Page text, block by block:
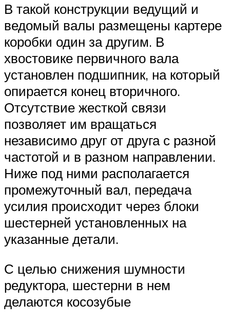
В такой конструкции ведущий и
ведомый валы размещены картере
коробки один за другим. В
хвостовике первичного вала
установлен подшипник, на который
опирается конец вторичного.
Отсутствие жесткой связи
позволяет им вращаться
независимо друг от друга с разной
частотой и в разном направлении.
Ниже под ними располагается
промежуточный вал, передача
усилия происходит через блоки
шестерней установленных на
указанные детали.
С целью снижения шумности
редуктора, шестерни в нем
делаются косозубые